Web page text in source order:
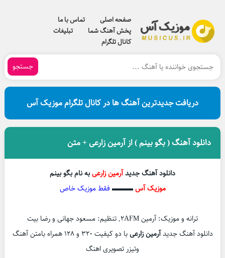
صفحه اصلی
تماس با ما
پخش آهنگ شما
تبلیغات
کانال تلگرام
جستجو
دریافت جدیدترین آهنگ ها در کانال تلگرام موزیک آس
دانلود آهنگ ( بگو بینم ) از آرمین زارعی + متن
دانلود آهنگ جدیدآرمین زارعیبه نام بگو بینم
موزیک آس▬▬▬ فقط موزیک خاص
ترانه و موزیک: آرمین ۲AFM, تنظیم: مسعود جهانی و رضا بیت
دانلود آهنگ جدیدآرمین زارعی
با دو کیفیت ۳۲۰ و ۱۲۸ همراه بامتن آهنگ
وتیزر تصویری اهنگ